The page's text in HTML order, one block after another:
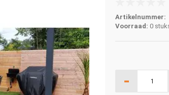
Artikelnummer:
Voorraad: 0
-